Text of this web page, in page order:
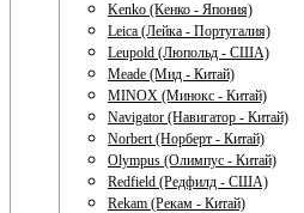
Kenko (Кенко - Япония)
Leica (Лейка - Португалия)
Leupold (Люпольд - США)
Meade (Мид - Китай)
MINOX (Минокс - Китай)
Navigator (Навигатор - Китай)
Norbert (Норберт - Китай)
Olympus (Олимпус - Китай)
Redfield (Редфилд - США)
Rekam (Рекам - Китай)